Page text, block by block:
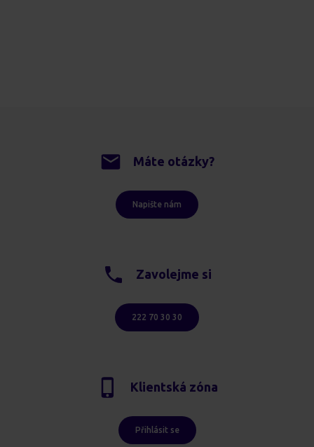
Máte otázky?
Napište nám
Zavolejme si
222 70 30 30
Klientská zóna
Přihlásit se